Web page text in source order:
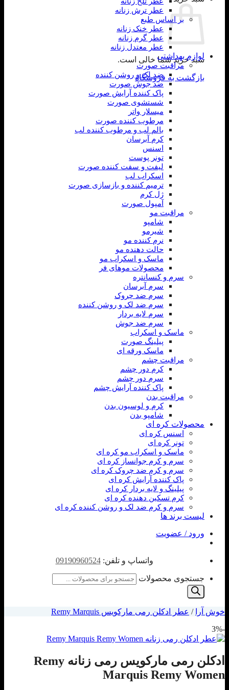
سبد خرید شما خالی است.
بازگشت به فروشگاه
عطر ترش زنانه
بر اساس طبع
عطر خنک زنانه
عطر گرم زنانه
عطر معتدل زنانه
لوازم بهداشتی
مراقبت صورت
ضد لک و روشن کننده
ضد جوش صورت
پاک کننده آرایش صورت
شستشوی صورت
میسلار واتر
مرطوب کننده صورت
بالم لب و مرطوب کننده لب
کرم آبرسان
اسنس
تونر پوست
لیفت و سفت کننده صورت
اسکراب لب
ترمیم کننده و بازسازی صورت
ژل کرم
آمپول صورت
مراقبت مو
شامپو
شیرمو
نرم کننده مو
حالت دهنده مو
ماسک و اسکراب مو
محصولات موهای فر
سرم و کنسانتره
سرم آبرسان
سرم ضد چروک
سرم ضد لک و روشن کننده
سرم لایه بردار
سرم ضد جوش
ماسک و اسکراب
پیلینگ صورت
ماسک ورقه ای
مراقبت چشم
کرم دور چشم
سرم دور چشم
پاک کننده آرایش چشم
مراقبت بدن
کرم و لوسیون بدن
شامپو بدن
محصولات کره ای
اسنس کره ای
تونر کره ای
ماسک و اسکراب مو کره ای
سرم و کرم جوانساز کره ای
سرم و کرم ضد چروک کره ای
پاک کننده آرایش کره ای
پیلینگ و لایه بردار کره ای
کرم تسکین دهنده کره ای
سرم و کرم ضد لک و روشن کننده کره ای
لیست برند ها
ورود / عضویت
واتساپ و تلفن:09190960524
جستجوی محصولات
خوش آرا / عطر ادکلن رمی مارکویس Remy Marquis
-3%
ادکلن رمی مارکویس رمی زنانه Remy
Marquis Remy Women